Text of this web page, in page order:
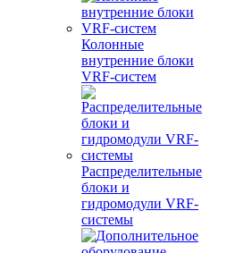
Колонные
внутренние блоки
VRF-систем
Распределительные
блоки и
гидромодули VRF-
системы